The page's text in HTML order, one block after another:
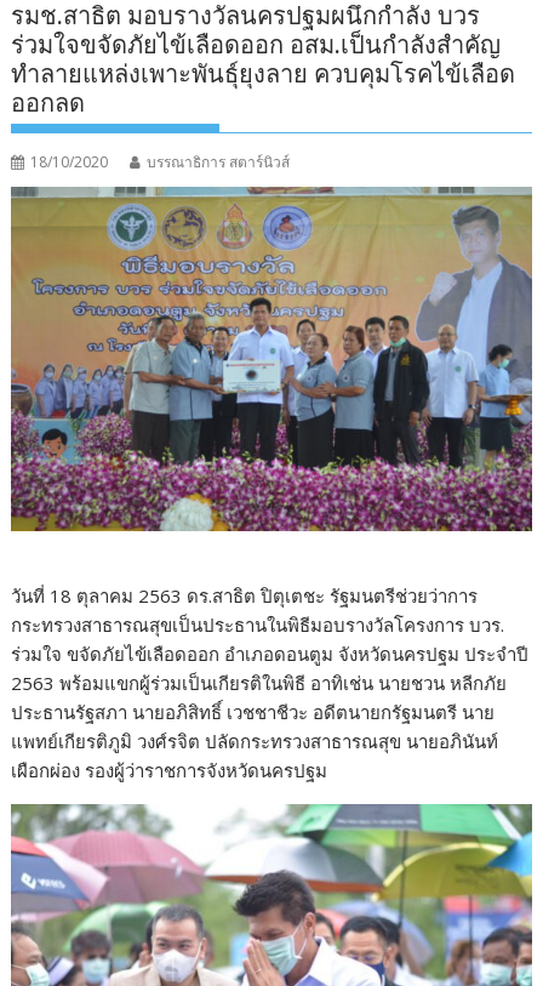
รมช.สาธิต มอบรางวัลนครปฐมผนึกกำลัง บวร
ร่วมใจขจัดภัยไข้เลือดออก อสม.เป็นกำลังสำคัญ
ทำลายแหล่งเพาะพันธุ์ยุงลาย ควบคุมโรคไข้เลือด
ออกลด
18/10/2020 บรรณาธิการ สตาร์นิวส์
วันที่ 18 ตุลาคม 2563 ดร.สาธิต ปิตุเตชะ รัฐมนตรีช่วยว่าการ
กระทรวงสาธารณสุขเป็นประธานในพิธีมอบรางวัลโครงการ บวร.
ร่วมใจ ขจัดภัยไข้เลือดออก อำเภอดอนตูม จังหวัดนครปฐม ประจำปี
2563 พร้อมแขกผู้ร่วมเป็นเกียรติในพิธี อาทิเช่น นายชวน หลีกภัย
ประธานรัฐสภา นายอภิสิทธิ์ เวชชาชีวะ อดีตนายกรัฐมนตรี นาย
แพทย์เกียรติภูมิ วงศ์รจิต ปลัดกระทรวงสาธารณสุข นายอภินันท์
เผือกผ่อง รองผู้ว่าราชการจังหวัดนครปฐม